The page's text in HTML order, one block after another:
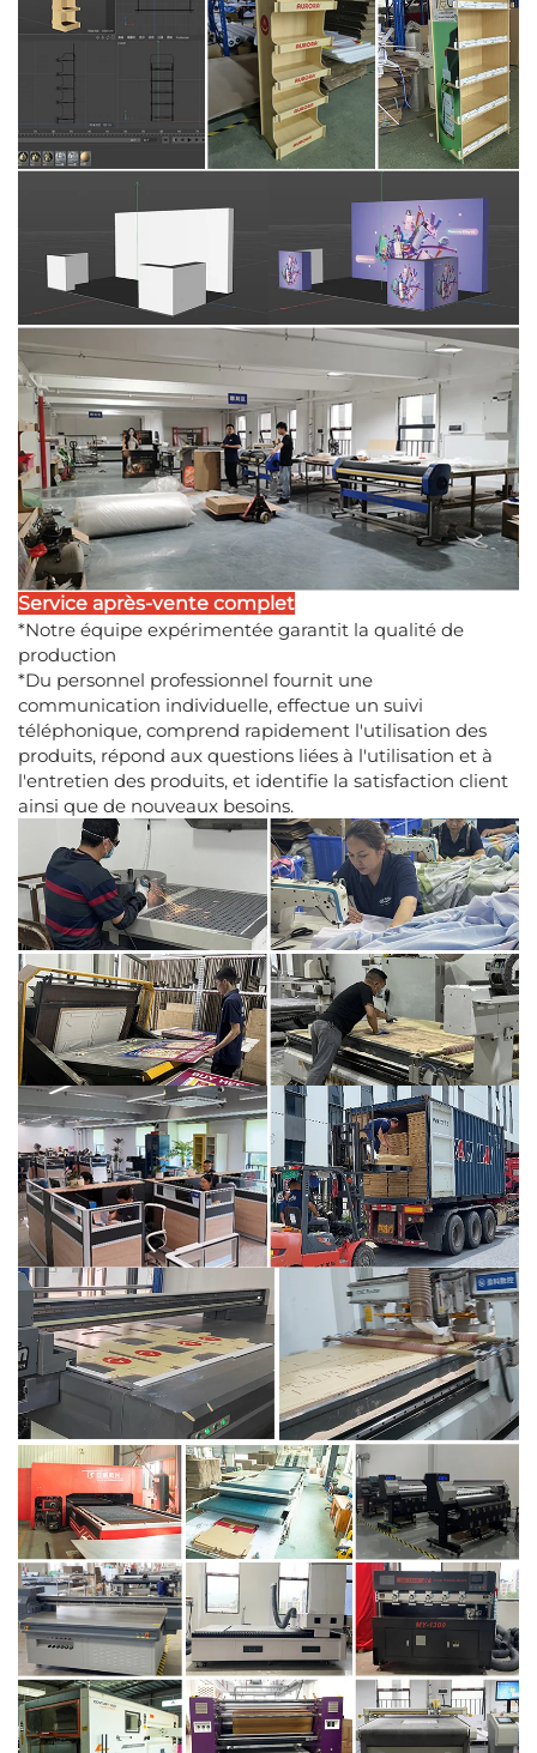
Service après-vente complet
*Notre équipe expérimentée garantit la qualité de
production
*Du personnel professionnel fournit une
communication individuelle, effectue un suivi
téléphonique, comprend rapidement l'utilisation des
produits, répond aux questions liées à l'utilisation et à
l'entretien des produits, et identifie la satisfaction client
ainsi que de nouveaux besoins.